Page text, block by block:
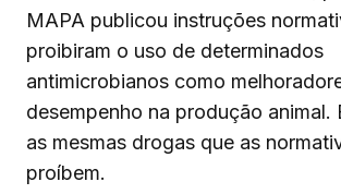
MAPA publicou instruções
proibiram o uso de determinados
antimicrobianos como
desempenho na produção animal.
as mesmas drogas que as
proíbem.